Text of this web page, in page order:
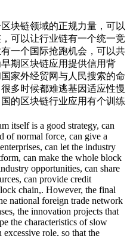
块链领域的正规力量，可以
可以让行业链有一个统一竞
一个国际抢跑机会，可以共
期区块链应用提供信用背
家外经贸网与人民搜索的命
多时候都难逃基因适应性慢
的区块链行业应用有个训练
itself is a good strategy, can
of normal force, can give a
can let the industry
can make the whole block
opportunities, can share
can provide credit
chain,. However, the final
national foreign trade network
the innovation projects that
the characteristics of slow
role, so that the